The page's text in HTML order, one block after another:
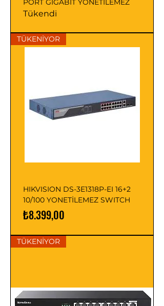
PORT GIGABIT YONETILEMEZ
Tükendi
TÜKENİYOR
HIKVISION DS-3E1318P-EI 16+2
10/100 YONETİLEMEZ SWITCH
Fiyat
₺8.399,00
TÜKENİYOR